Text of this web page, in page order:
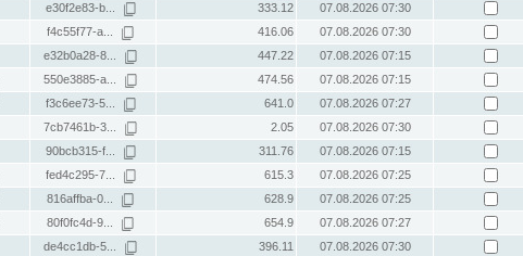
e30f2e83-b... 333.12
07.08.2026 07:30
f4c55f77-a... 416.06
07.08.2026 07:30
e32b0a28-8... 447.22
07.08.2026 07:15
550e3885-a... 474.56
07.08.2026 07:15
f3c6ee73-5... 641.0
07.08.2026 07:27
7cb7461b-3... 2.05
07.08.2026 07:30
90bcb315-f... 311.76
07.08.2026 07:15
fed4c295-7... 615.3
07.08.2026 07:25
816affba-0... 628.9
07.08.2026 07:25
80f0fc4d-9... 654.9
07.08.2026 07:27
de4cc1db-5... 396.11 07.08.2026 07:30